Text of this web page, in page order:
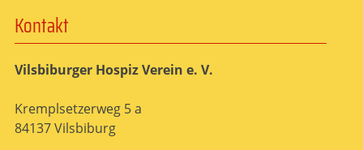
Kontakt
Vilsbiburger Hospiz Verein e. V.
Kremplsetzerweg 5 a
84137 Vilsbiburg